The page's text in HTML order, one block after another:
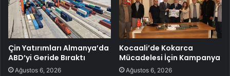
Çin Yatırımları Almanya’da
ABD’yi Geride Bıraktı
Ağustos 6, 2026
Kocaali’de Kokarca
Mücadelesi İçin Kampanya
Ağustos 6, 2026